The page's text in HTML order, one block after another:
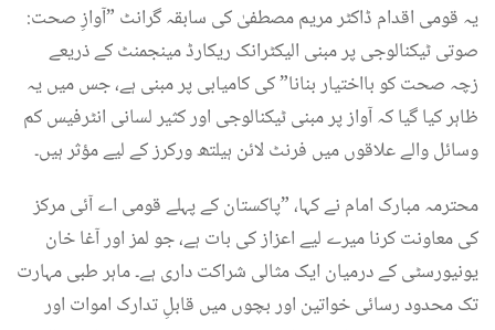
یہ قومی اقدام ڈاکٹر مریم مصطفیٰ کی سابقہ گرانٹ ”آوازِ صحت:
صوتی ٹیکنالوجی پر مبنی الیکٹرانک ریکارڈ مینجمنٹ کے ذریعے
زچہ صحت کو بااختیار بنانا” کی کامیابی پر مبنی ہے، جس میں یہ
ظاہر کیا گیا کہ آواز پر مبنی ٹیکنالوجی اور کثیر لسانی انٹرفیس کم
وسائل والے علاقوں میں فرنٹ لائن ہیلتھ ورکرز کے لیے مؤثر ہیں۔
محترمہ مبارک امام نے کہا، ”پاکستان کے پہلے قومی اے آئی مرکز
کی معاونت کرنا میرے لیے اعزاز کی بات ہے، جو لمز اور آغا خان
یونیورسٹی کے درمیان ایک مثالی شراکت داری ہے۔ ماہر طبی مہارت
تک محدود رسائی خواتین اور بچوں میں قابلِ تدارک اموات اور